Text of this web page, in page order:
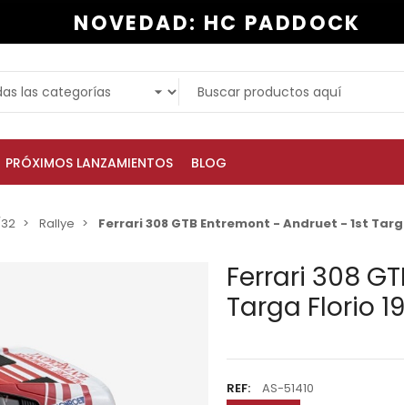
NOVEDAD: HC PADDOCK
PRÓXIMOS LANZAMIENTOS BLOG
Rallye Ferrari 308 GTB Entremont - Andruet - 1st
Ferrari 308
Targa Florio
REF:
AS-51410